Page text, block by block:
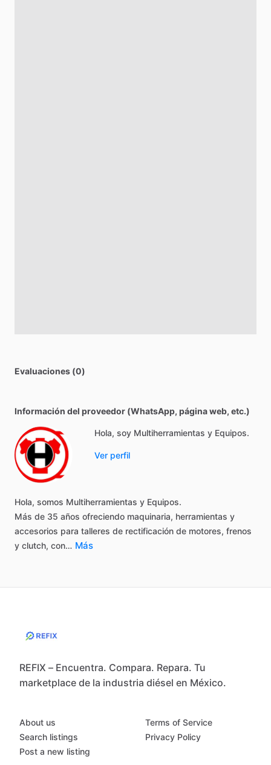
Evaluaciones (0)
Información del proveedor (WhatsApp, página web, etc.)
Hola, soy Multiherramientas y Equipos.
Ver perfil
Hola, somos Multiherramientas y Equipos.
Más de 35 años ofreciendo maquinaria, herramientas y
accesorios para talleres de rectificación de motores, frenos
y clutch, con… Más
REFIX – Encuentra. Compara. Repara. Tu
marketplace de la industria diésel en México.
About us
Search listings
Post a new listing
Terms of Service
Privacy Policy